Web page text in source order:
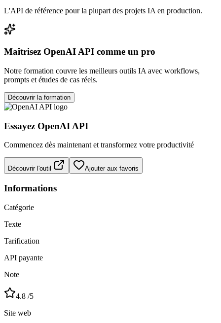
L'API de référence pour la plupart des projets IA en production.
Maîtrisez OpenAI API comme un pro
Notre formation couvre les meilleurs outils IA avec workflows,
prompts et études de cas réels.
Découvrir la formation
Essayez OpenAI API
Commencez dès maintenant et transformez votre productivité
Découvrir l'outil Ajouter aux favoris
Informations
Catégorie
Texte
Tarification
API payante
Note
4.8 /5
Site web